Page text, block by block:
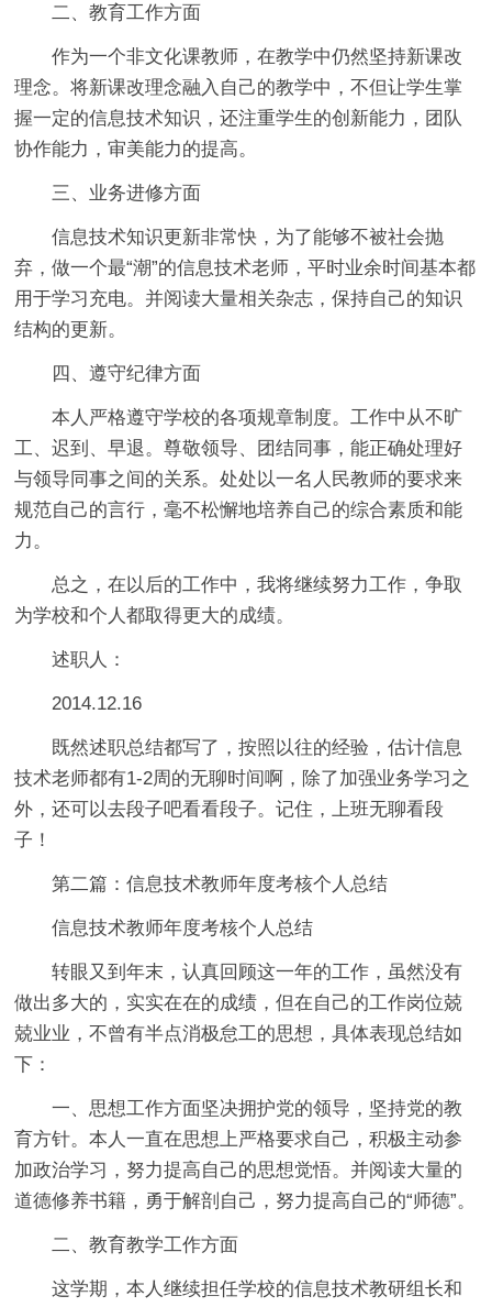
二、教育工作方面
作为一个非文化课教师，在教学中仍然坚持新课改
理念。将新课改理念融入自己的教学中，不但让学生掌
握一定的信息技术知识，还注重学生的创新能力，团队
协作能力，审美能力的提高。
三、业务进修方面
信息技术知识更新非常快，为了能够不被社会抛
弃，做一个最“潮”的信息技术老师，平时业余时间基本都
用于学习充电。并阅读大量相关杂志，保持自己的知识
结构的更新。
四、遵守纪律方面
本人严格遵守学校的各项规章制度。工作中从不旷
工、迟到、早退。尊敬领导、团结同事，能正确处理好
与领导同事之间的关系。处处以一名人民教师的要求来
规范自己的言行，毫不松懈地培养自己的综合素质和能
力。
总之，在以后的工作中，我将继续努力工作，争取
为学校和个人都取得更大的成绩。
述职人：
2014.12.16
既然述职总结都写了，按照以往的经验，估计信息
技术老师都有1-2周的无聊时间啊，除了加强业务学习之
外，还可以去段子吧看看段子。记住，上班无聊看段
子！
第二篇：信息技术教师年度考核个人总结
信息技术教师年度考核个人总结
转眼又到年末，认真回顾这一年的工作，虽然没有
做出多大的，实实在在的成绩，但在自己的工作岗位兢
兢业业，不曾有半点消极怠工的思想，具体表现总结如
下：
一、思想工作方面坚决拥护党的领导，坚持党的教
育方针。本人一直在思想上严格要求自己，积极主动参
加政治学习，努力提高自己的思想觉悟。并阅读大量的
道德修养书籍，勇于解剖自己，努力提高自己的“师德”。
二、教育教学工作方面
这学期，本人继续担任学校的信息技术教研组长和